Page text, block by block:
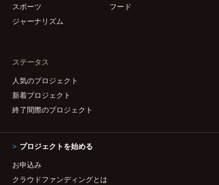
スポーツ
フード
ジャーナリズム
ステータス
人気のプロジェクト
新着プロジェクト
終了間際のプロジェクト
プロジェクトを始める
お申込み
クラウドファンディングとは